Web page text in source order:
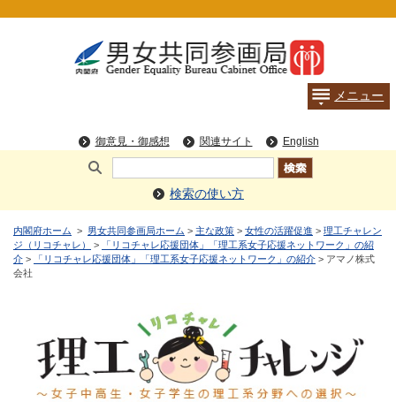
検索の使い方
内閣府ホーム > 男女共同参画局ホーム > 主な政策 > 女性の活躍促進 > 理工チャレン
ジ（リコチャレ）
>
「リコチャレ応援団体」「理工系女子応援ネットワーク」の紹
介 > 「リコチャレ応援団体」「理工系女子応援ネットワーク」の紹介 > アマノ株式
会社